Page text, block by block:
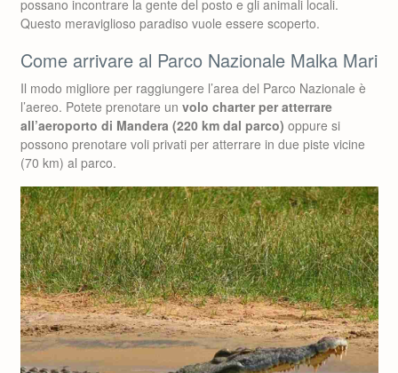
possano incontrare la gente del posto e gli animali locali.
Questo meraviglioso paradiso vuole essere scoperto.
Come arrivare al Parco Nazionale Malka Mari
Il modo migliore per raggiungere l’area del Parco Nazionale è
l’aereo. Potete prenotare un volo charter per atterrare
all’aeroporto di Mandera (220 km dal parco) oppure si
possono prenotare voli privati ​​per atterrare in due piste vicine
(70 km) al parco.